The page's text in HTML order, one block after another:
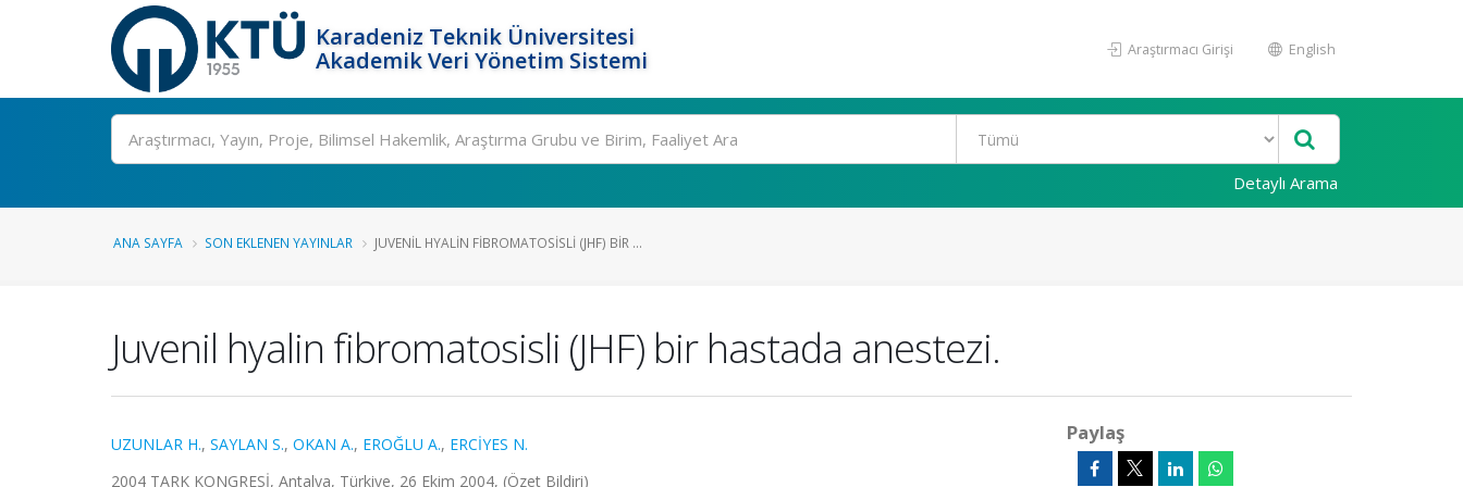
Karadeniz Teknik Üniversitesi
Akademik Veri Yönetim Sistemi
Araştırmacı Girişi English
Ara
Detaylı Arama
ANA SAYFA SON EKLENEN YAYINLAR JUVENIL HYALIN FIBROMATOSISLI (JHF) BIR ...
Juvenil hyalin fibromatosisli (JHF) bir hastada anestezi.
UZUNLAR H., SAYLAN S., OKAN A., EROĞLU A., ERCİYES N.
2004 TARK KONGRESİ, Antalya, Türkiye, 26 Ekim 2004, (Özet Bildiri)
Paylaş